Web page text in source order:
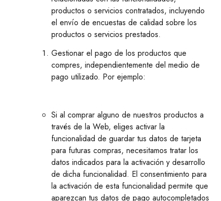
productos o servicios contratados, incluyendo
el envío de encuestas de calidad sobre los
productos o servicios prestados.
Gestionar el pago de los productos que
compres, independientemente del medio de
pago utilizado. Por ejemplo:
Si al comprar alguno de nuestros productos a
través de la Web, eliges activar la
funcionalidad de guardar tus datos de tarjeta
para futuras compras, necesitamos tratar los
datos indicados para la activación y desarrollo
de dicha funcionalidad. El consentimiento para
la activación de esta funcionalidad permite que
aparezcan tus datos de pago autocompletados